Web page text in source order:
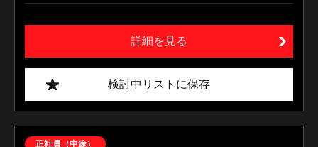
詳細を見る
検討中リストに保存
正社員（中途）